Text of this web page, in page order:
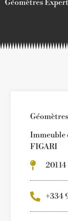
Géomètres
Immeuble
FIGARI
+334